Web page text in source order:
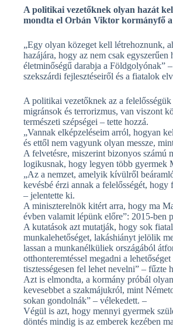
A politikai vezetőknek olyan hazát
mondta el Orbán Viktor kormányfő
„Egy olyan közeget kell létrehoznunk,
hazájára, hogy az nem csak
életminőségű darabja a Földgolyónak”
szekszárdi fejlesztéseiről és a fiatalok
A politikai vezetőknek az a
migránsok és terrorizmus, van viszont
természeti szépségei ‒ tette hozzá.
„Vannak elképzeléseim arról, hogyan
és ettől nem vagyunk olyan messze,
A felvetésre, miszerint bizonyos számú
logikusnak, hogy legyen több gyermek
„Az a nemzet, amelyik kívülről
kevésbé érzi annak a felelősségét, hogy
– jelentette ki.
A miniszterelnök kitért arra, hogy ma
évben valamit lépünk előre”: 2015-ben
A kutatások azt mutatják, hogy sok
munkalehetőséget, lakáshiányt jelölik
lassan a munkanélküliek országából
otthonteremtéssel megadni a
tisztességesen fel lehet nevelni” – fűzte
Azt is elmondta, a kormány próbál
kevesebbet a szakmájukról, mint
sokan gondolnák” – vélekedett. –
Végül is azt, hogy mennyi gyermek
döntés mindig is az emberek kezében